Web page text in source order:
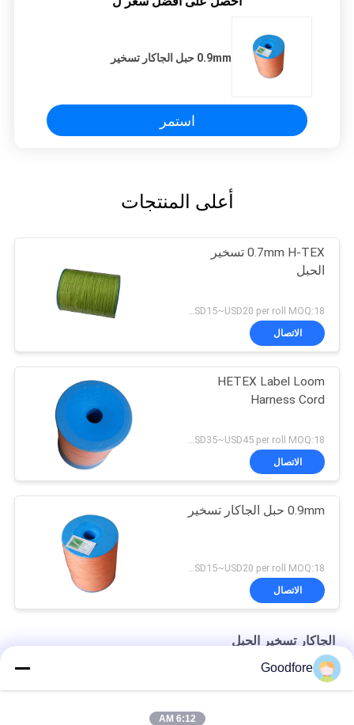
0.9mm حبل الجاكار تسخير
استمر
أعلى المنتجات
0.7mm H-TEX تسخير
الحبل
الاتصال
HETEX Label Loom
Harness Cord
الاتصال
0.9mm حبل الجاكار تسخير
USD15~USD20 per roll MOQ:18 رولز
الاتصال
الجاكار تسخير الحبل
نوعية جيدة آلة تسمية جاكار الكمبيوتر 0.7mm قطر تسخير الحبل
Goodfore
6:12 AM